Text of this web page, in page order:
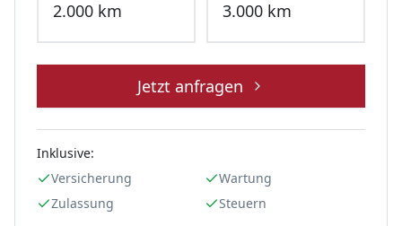
2.000 km 3.000 km
Jetzt anfragen
Inklusive:
Versicherung
Wartung
Zulassung
Steuern